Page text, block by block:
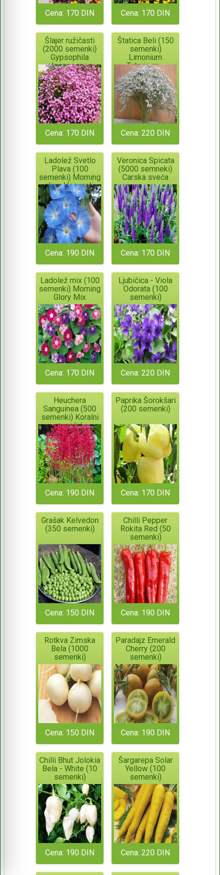
Cena: 170 DIN Cena: 170 DIN
Šlajer ružičasti
(2000 semenki)
Gypsophila
elegans rose
Cena: 170 DIN
Štatica Beli (150
semenki)
Limonium
Tataricum -
višegodišnji
Cena: 220 DIN
Ladolež Svetlo
Plava (100
semenki) Morning
glory Heavenly
Blue
Cena: 190 DIN
Veronica Spicata
(5000 semneki)
Carska sveća
Cena: 170 DIN
Ladolež mix (100
semenki) Morning
Glory Mix
Cena: 170 DIN
Ljubičica - Viola
Odorata (100
semenki)
Cena: 220 DIN
Heuchera
Sanguinea (500
semenki) Koralni
zvončić
Cena: 190 DIN
Paprika Šorokšari
(200 semenki)
Cena: 170 DIN
Grašak Kelvedon
(350 semenki)
Cena: 150 DIN
Chilli Pepper
Rokita Red (50
semenki)
Cena: 190 DIN
Rotkva Zimska
Bela (1000
semenki)
Cena: 150 DIN
Paradajz Emerald
Cherry (200
semenki)
Cena: 190 DIN
Chilli Bhut Jolokia
Bela - White (10
semenki)
Cena: 190 DIN
Šargarepa Solar
Yellow (100
semenki)
Cena: 220 DIN